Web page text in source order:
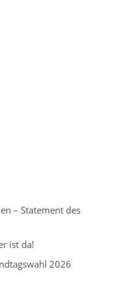
– Statement des
ist da!
2026